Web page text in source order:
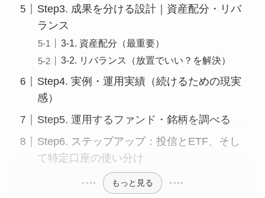
Step3. 成果を分ける設計｜資産配分・リバ
ランス
3-1. 資産配分（最重要）
3-2. リバランス（放置でいい？を解決）
Step4. 実例・運用実績（続けるための現実
感）
Step5. 運用するファンド・銘柄を調べる
Step6. ステップアップ：投信とETF、そし
て特定口座の使い分け
もっと見る